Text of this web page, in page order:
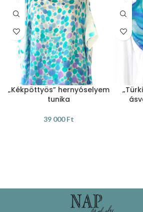
„Kékpöttyös” hernyóselyem
tunika
39 000Ft